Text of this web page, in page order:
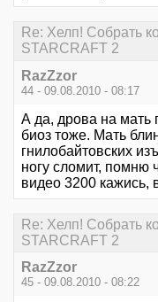
Re: Хелп! Собрать
STARCRAFT 2
RazZzor
44 - 09.08.2010 - 08:17
А да, дрова на мать
биоз тоже. Мать
гнилобайтовских
ногу сломит,
видео 3200 кажись,
Re: Хелп! Собрать
STARCRAFT 2
RazZzor
45 - 09.08.2010 - 08:22